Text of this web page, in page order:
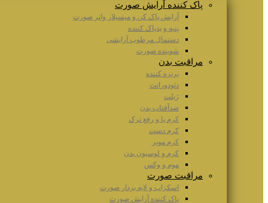
پاک کننده آرایش صورت
آرایش پاک کن و میسیلار واتر صورت
پنبه و پدپاک کننده
دستمال مرطوب آرایشی
شوینده صورت
مراقبت بدن
برنزه کننده
دئودورانت
ژیلت
ضدآفتاب بدن
کرم پا و رفع ترک
کرم دست
کرم موبر
کرم و لوسیون بدن
موم و وکس
مراقبت صورت
اسکراب و لایه بردار صورت
پاک کننده آرایش صورت